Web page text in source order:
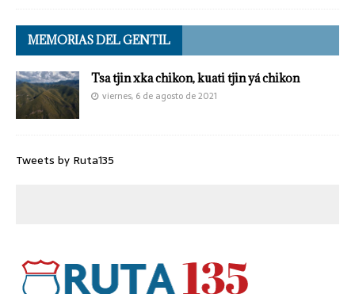
MEMORIAS DEL GENTIL
Tsa tjin xka chikon, kuati tjin yá chikon
viernes, 6 de agosto de 2021
Tweets by Ruta135